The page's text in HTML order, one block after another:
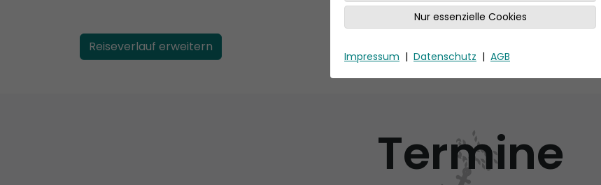
Reiseverlauf erweitern
Termine
Nur essenzielle Cookies
Impressum | Datenschutz | AGB